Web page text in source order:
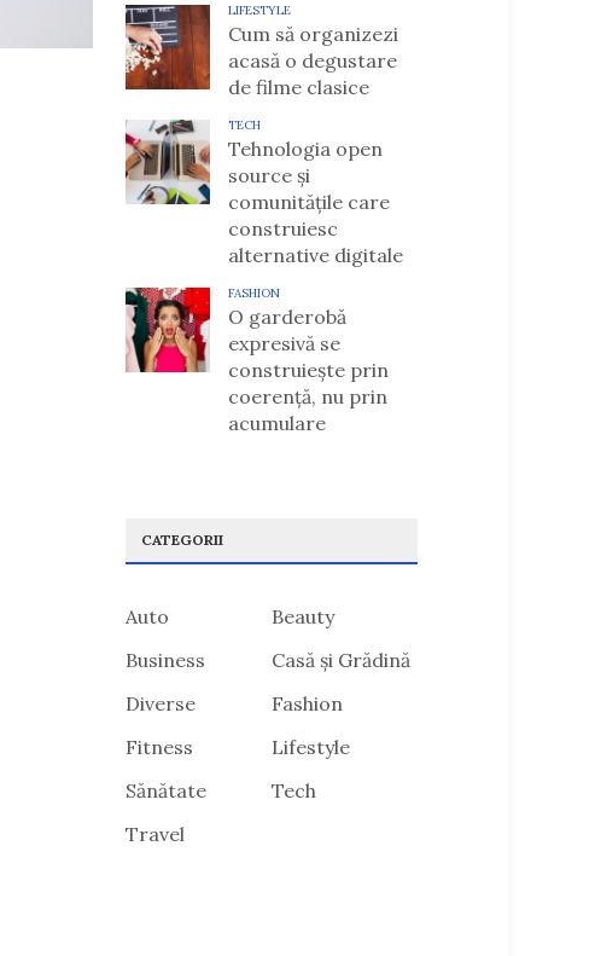
LIFESTYLE
Cum să organizezi
acasă o degustare
de filme clasice
TECH
Tehnologia open
source și
comunitățile care
construiesc
alternative digitale
FASHION
O garderobă
expresivă se
construiește prin
coerență, nu prin
acumulare
CATEGORII
Auto
Beauty
Business
Casă și Grădină
Diverse
Fashion
Fitness
Lifestyle
Sănătate
Tech
Travel